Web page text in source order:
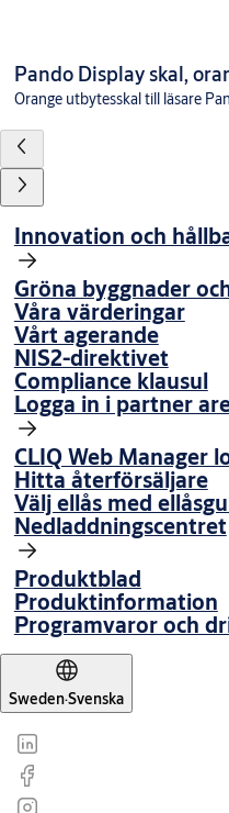
Pando Display skal,
Orange utbytesskal till läsare
Innovation och
Gröna byggnader
Våra värderingar
Vårt agerande
NIS2-direktivet
Compliance klausul
Logga in i partner
CLIQ Web Manager
Hitta återförsäljare
Välj ellås med
Nedladdningscentret
Produktblad
Produktinformation
Programvaror och
Sweden·Svenska